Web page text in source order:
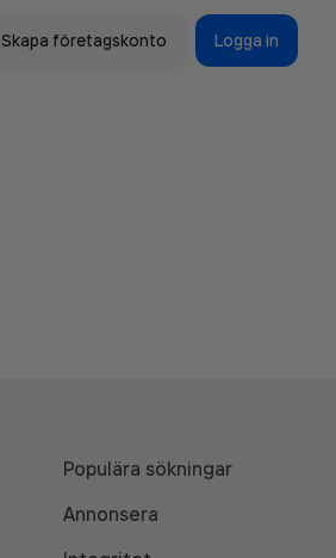
Skapa företagskonto Logga in
Populära sökningar
Annonsera